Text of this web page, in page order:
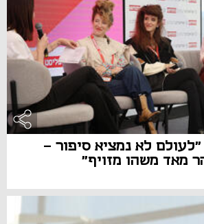
"לעולם לא נמציא סיפור -
מאד משהו מזויף"